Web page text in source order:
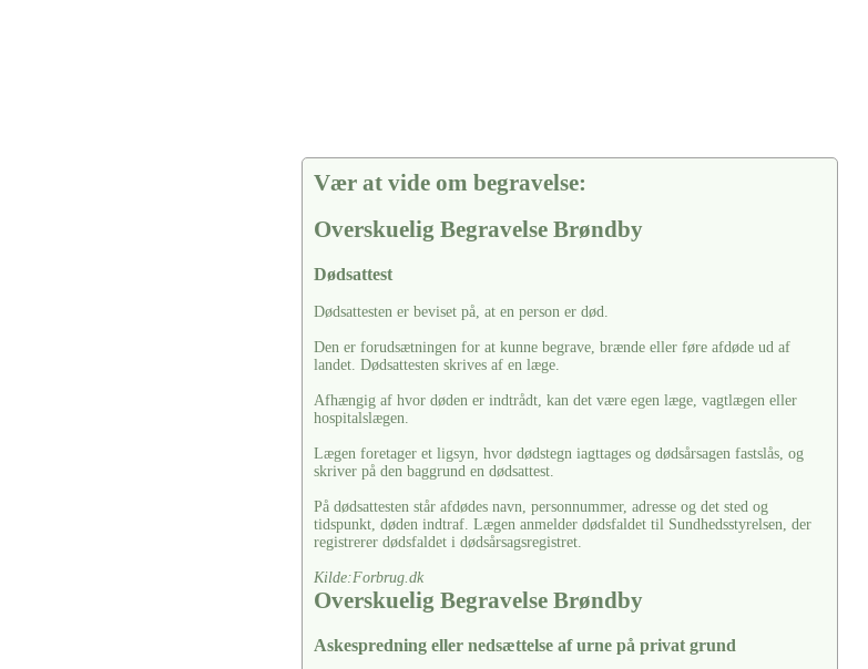
Vær at vide om begravelse:
Overskuelig Begravelse Brøndby
Dødsattest
Dødsattesten er beviset på, at en person er død.
Den er forudsætningen for at kunne begrave, brænde eller føre afdøde ud af
landet. Dødsattesten skrives af en læge.
Afhængig af hvor døden er indtrådt, kan det være egen læge, vagtlægen eller
hospitalslægen.
Lægen foretager et ligsyn, hvor dødstegn iagttages og dødsårsagen fastslås, og
skriver på den baggrund en dødsattest.
På dødsattesten står afdødes navn, personnummer, adresse og det sted og
tidspunkt, døden indtraf. Lægen anmelder dødsfaldet til Sundhedsstyrelsen, der
registrerer dødsfaldet i dødsårsagsregistret.
Kilde:Forbrug.dk
Overskuelig Begravelse Brøndby
Askespredning eller nedsættelse af urne på privat grund